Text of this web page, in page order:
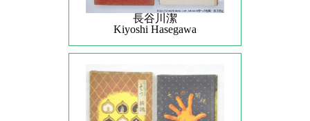
長谷川潔
Kiyoshi Hasegawa